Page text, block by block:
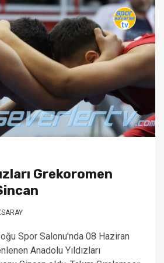
Grekoromen
Spor Salonu'nda 08 Haziran
Anadolu Yıldızları